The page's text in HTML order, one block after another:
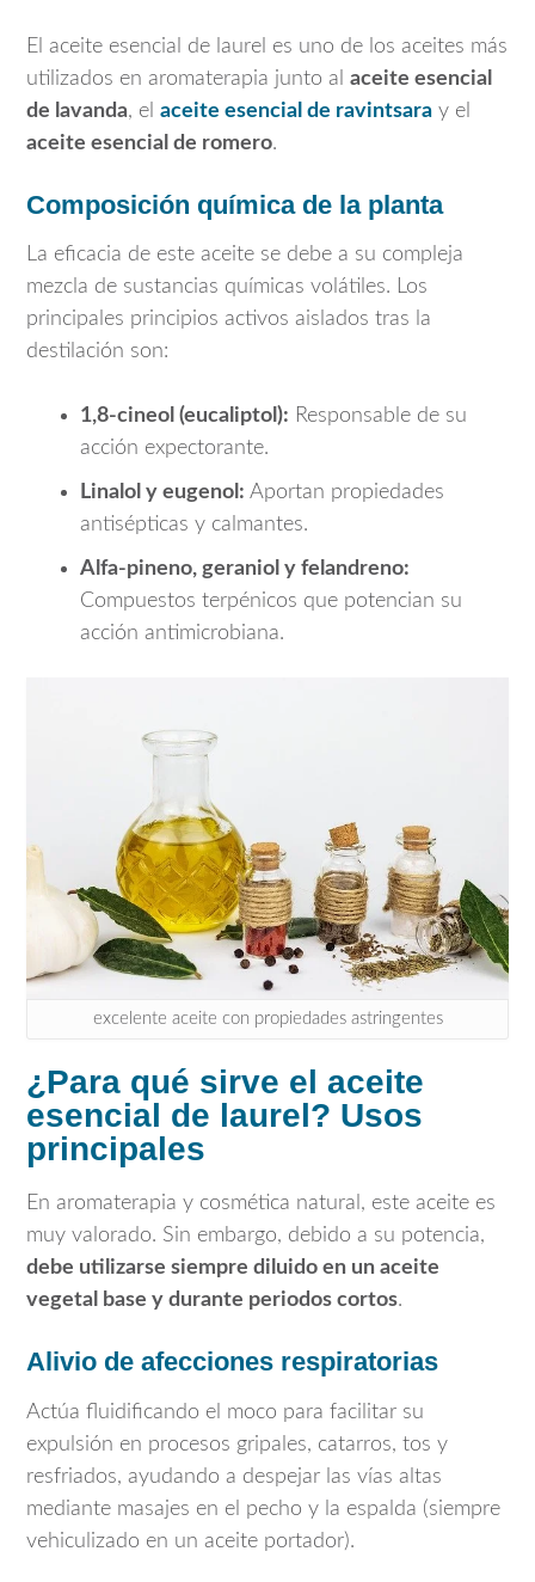
El aceite esencial de laurel es uno de los aceites más
utilizados en aromaterapia junto al aceite esencial
de lavanda, el aceite esencial de ravintsara y el
aceite esencial de romero.
Composición química de la planta
La eficacia de este aceite se debe a su compleja
mezcla de sustancias químicas volátiles. Los
principales principios activos aislados tras la
destilación son:
1,8-cineol (eucaliptol): Responsable de su
acción expectorante.
Linalol y eugenol: Aportan propiedades
antisépticas y calmantes.
Alfa-pineno, geraniol y felandreno:
Compuestos terpénicos que potencian su
acción antimicrobiana.
excelente aceite con propiedades astringentes
¿Para qué sirve el aceite
esencial de laurel? Usos
principales
En aromaterapia y cosmética natural, este aceite es
muy valorado. Sin embargo, debido a su potencia,
debe utilizarse siempre diluido en un aceite
vegetal base y durante periodos cortos.
Alivio de afecciones respiratorias
Actúa fluidificando el moco para facilitar su
expulsión en procesos gripales, catarros, tos y
resfriados, ayudando a despejar las vías altas
mediante masajes en el pecho y la espalda (siempre
vehiculizado en un aceite portador).